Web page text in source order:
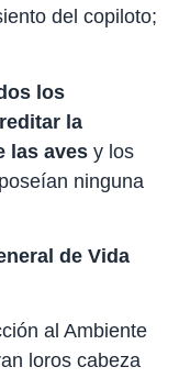
del copiloto;
los
la
las aves y los
ninguna
de Vida
al Ambiente
loros cabeza